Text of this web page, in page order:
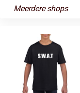
Meerdere shops